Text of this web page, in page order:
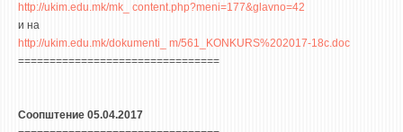
http://ukim.edu.mk/mk_ content.php?meni=177&glavno=42
и на
http://ukim.edu.mk/dokumenti_ m/561_KONKURS%202017-18c.doc
================================
Соопштение 05.04.2017